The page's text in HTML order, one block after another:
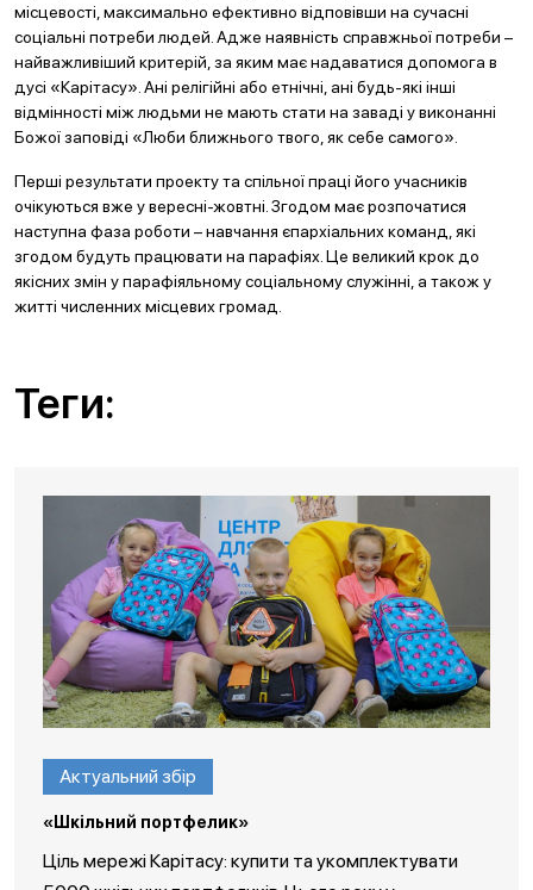
місцевості, максимально ефективно відповівши на сучасні
соціальні потреби людей. Адже наявність справжньої потреби –
найважливіший критерій, за яким має надаватися допомога в
дусі «Карітасу». Ані релігійні або етнічні, ані будь-які інші
відмінності між людьми не мають стати на заваді у виконанні
Божої заповіді «Люби ближнього твого, як себе самого».
Перші результати проекту та спільної праці його учасників
очікуються вже у вересні-жовтні. Згодом має розпочатися
наступна фаза роботи – навчання єпархіальних команд, які
згодом будуть працювати на парафіях. Це великий крок до
якісних змін у парафіяльному соціальному служінні, а також у
житті численних місцевих громад.
Теги:
Актуальний збір
«Шкільний портфелик»
Ціль мережі Карітасу: купити та укомплектувати